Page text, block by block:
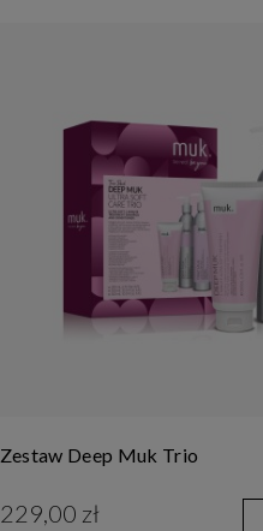
Zestaw Deep Muk Trio
229,00 zł